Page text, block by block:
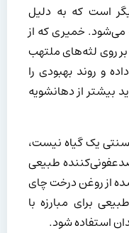
است که به دلیل
خمیری که از
روی لثه‌های ملتهب
و روند بهبودی را
بیشتر از دهانشویه
یک گیاه نیست،
طبیعی
از روغن درخت چای
برای مبارزه با
استفاده شود.